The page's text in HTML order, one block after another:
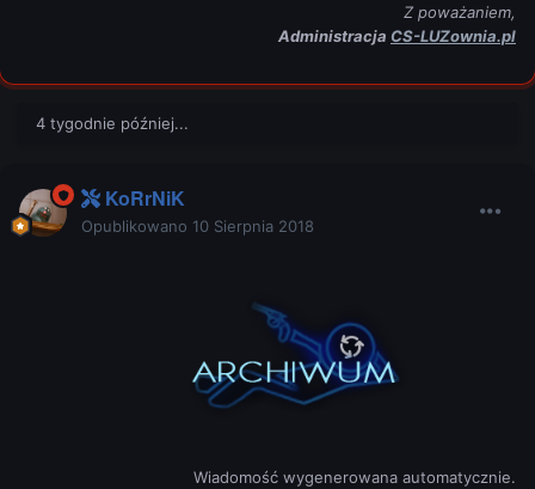
Z poważaniem,
Administracja CS-LUZownia.pl
4 tygodnie później...
KoRrNiK
Opublikowano 10 Sierpnia 2018
Wiadomość wygenerowana automatycznie.